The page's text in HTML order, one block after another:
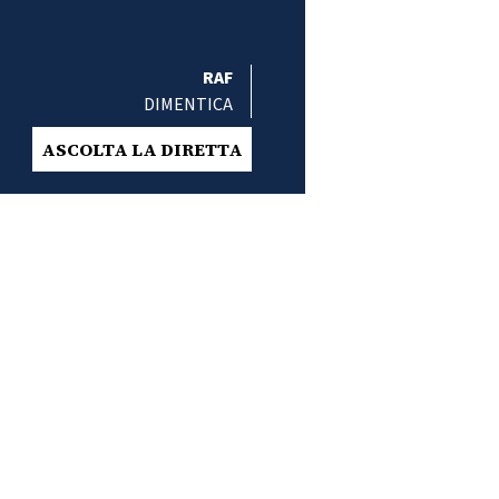
RAF
DIMENTICA
ASCOLTA LA DIRETTA